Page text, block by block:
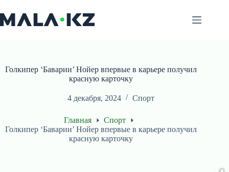
к
сути
Голкипер ‘Баварии’ Нойер впервые в карьере получил
красную карточку
4 декабря, 2024 Спорт
Главная
Спорт
Голкипер ‘Баварии’ Нойер впервые в карьере получил
красную карточку